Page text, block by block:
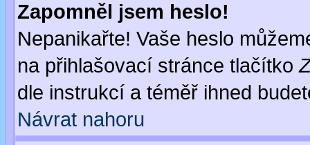
Zapomněl jsem heslo!
Nepanikařte! Vaše heslo
na přihlašovací stránce tlačítko
dle instrukcí a téměř ihned
Návrat nahoru